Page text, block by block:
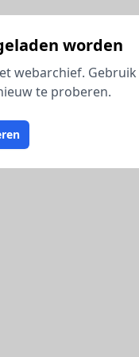
worden
webarchief. Gebruik
te proberen.